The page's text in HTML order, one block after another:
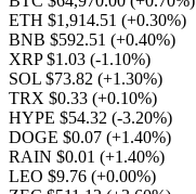
ETH $1,914.51 (+0.30%)
BNB $592.51 (+0.40%)
XRP $1.03 (-1.10%)
SOL $73.82 (+1.30%)
TRX $0.33 (+0.10%)
HYPE $54.32 (-3.20%)
DOGE $0.07 (+1.40%)
RAIN $0.01 (+1.40%)
LEO $9.76 (+0.00%)